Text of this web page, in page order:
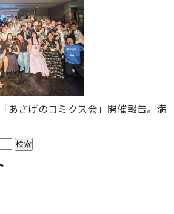
あさげのコミクス会」開催報告。満